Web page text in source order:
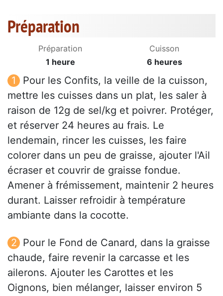
Préparation
Préparation
1 heure
Cuisson
6 heures
Pour les Confits, la veille de la cuisson,
mettre les cuisses dans un plat, les saler à
raison de 12g de sel/kg et poivrer. Protéger,
et réserver 24 heures au frais. Le
lendemain, rincer les cuisses, les faire
colorer dans un peu de graisse, ajouter l'Ail
écraser et couvrir de graisse fondue.
Amener à frémissement, maintenir 2 heures
durant. Laisser refroidir à température
ambiante dans la cocotte.
Pour le Fond de Canard, dans la graisse
chaude, faire revenir la carcasse et les
ailerons. Ajouter les Carottes et les
Oignons, bien mélanger, laisser environ 5